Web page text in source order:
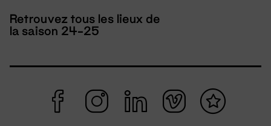
Retrouvez tous les lieux de
la saison 24-25